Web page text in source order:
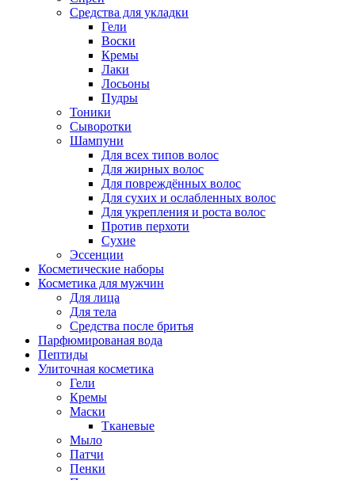
Средства для укладки
Гели
Воски
Кремы
Лаки
Лосьоны
Пудры
Тоники
Сыворотки
Шампуни
Для всех типов волос
Для жирных волос
Для повреждённых волос
Для сухих и ослабленных волос
Для укрепления и роста волос
Против перхоти
Сухие
Эссенции
Косметические наборы
Косметика для мужчин
Для лица
Для тела
Средства после бритья
Парфюмированая вода
Пептиды
Улиточная косметика
Гели
Кремы
Маски
Тканевые
Мыло
Патчи
Пенки